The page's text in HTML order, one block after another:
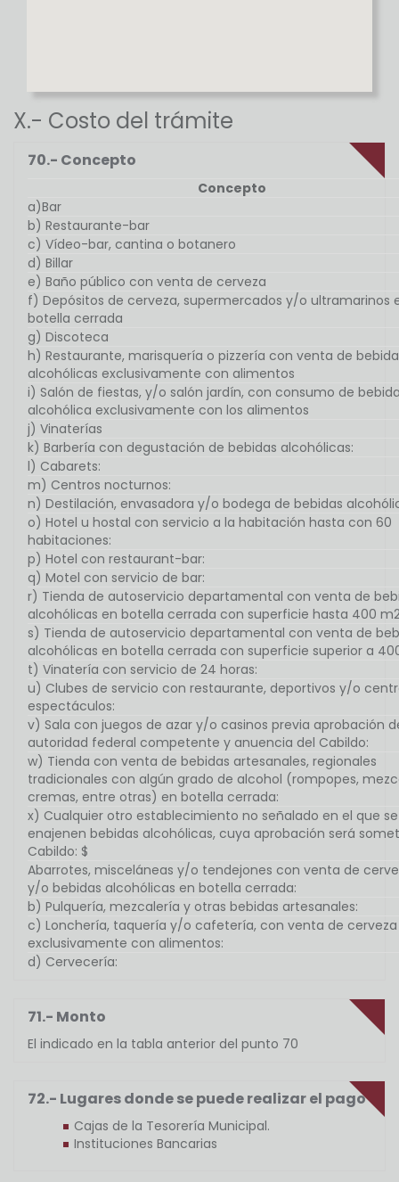
X.- Costo del trámite
70.- Concepto
Concepto
a)Bar
b) Restaurante-bar
c) Vídeo-bar, cantina o botanero
d) Billar
e) Baño público con venta de cerveza
f) Depósitos de cerveza, supermercados y/o ultramarinos
botella cerrada
g) Discoteca
h) Restaurante, marisquería o pizzería con venta de
alcohólicas exclusivamente con alimentos
i) Salón de fiestas, y/o salón jardín, con consumo de
alcohólica exclusivamente con los alimentos
j) Vinaterías
k) Barbería con degustación de bebidas alcohólicas:
l) Cabarets:
m) Centros nocturnos:
n) Destilación, envasadora y/o bodega de bebidas
o) Hotel u hostal con servicio a la habitación hasta con 60
habitaciones:
p) Hotel con restaurant-bar:
q) Motel con servicio de bar:
r) Tienda de autoservicio departamental con venta de
alcohólicas en botella cerrada con superficie hasta 400
s) Tienda de autoservicio departamental con venta de
alcohólicas en botella cerrada con superficie superior a
t) Vinatería con servicio de 24 horas:
u) Clubes de servicio con restaurante, deportivos y/o
espectáculos:
v) Sala con juegos de azar y/o casinos previa aprobación
autoridad federal competente y anuencia del Cabildo:
w) Tienda con venta de bebidas artesanales, regionales
tradicionales con algún grado de alcohol (rompopes,
cremas, entre otras) en botella cerrada:
x) Cualquier otro establecimiento no señalado en el que se
enajenen bebidas alcohólicas, cuya aprobación será
Cabildo: $
Abarrotes, misceláneas y/o tendejones con venta de
y/o bebidas alcohólicas en botella cerrada:
b) Pulquería, mezcalería y otras bebidas artesanales:
c) Lonchería, taquería y/o cafetería, con venta de cerveza
exclusivamente con alimentos:
d) Cervecería:
71.- Monto
El indicado en la tabla anterior del punto 70
72.- Lugares donde se puede realizar el pago
Cajas de la Tesorería Municipal.
Instituciones Bancarias